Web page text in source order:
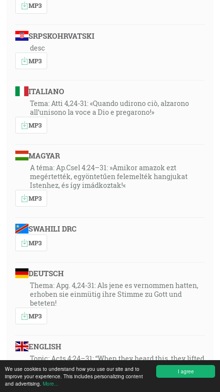
I agree
We use cookies to understand how you use our site and to
improve your experience. This includes personalizing content
and advertising. More...
MP3
SRPSKOHRVATSKI
desc
MP3
ITALIANO
Tema: Atti 4,24-31: «Quando udirono ciò, alzarono
all’unisono la voce a Dio e pregarono!»
MP3
MAGYAR
A téma: Ap.Csel 4:24–31: »Amikor amazok ezt
megértették, egyöntetűen felemelték hangjukat
Istenhez, és így imádkoztak!«
MP3
SWAHILI DRC
MP3
DEUTSCH
Thema: Apg. 4,24-31: Als jene es vernommen hatten,
erhoben sie einmütig ihre Stimme zu Gott und
beteten!
MP3
ENGLISH
Topic: Acts 4:24–31: “When they heard this, they lifted
up their voice to God with one accord!”
MP3